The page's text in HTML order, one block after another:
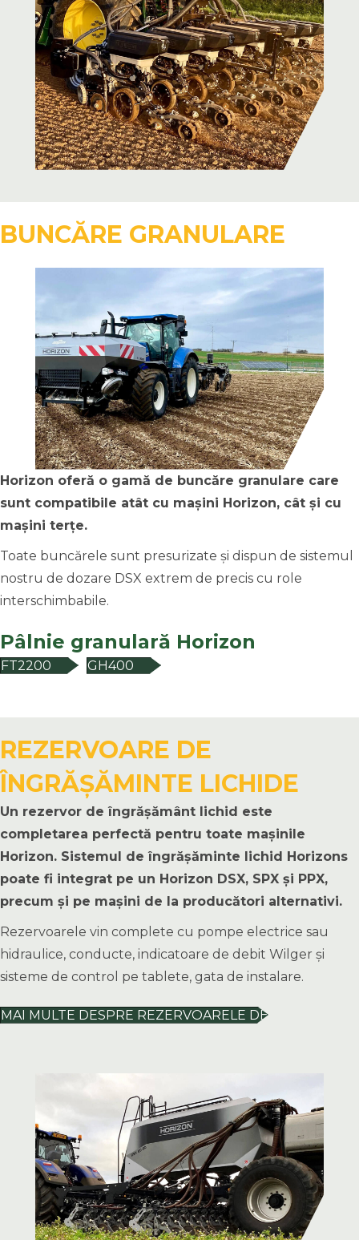
BUNCĂRE GRANULARE
Horizon oferă o gamă de buncăre granulare care
sunt compatibile atât cu mașini Horizon, cât și cu
mașini terțe.
Toate buncărele sunt presurizate și dispun de sistemul
nostru de dozare DSX extrem de precis cu role
interschimbabile.
Pâlnie granulară Horizon
FT2200 GH400
REZERVOARE DE
ÎNGRĂȘĂMINTE LICHIDE
Un rezervor de îngrășământ lichid este
completarea perfectă pentru toate mașinile
Horizon. Sistemul de îngrășăminte lichid Horizons
poate fi integrat pe un Horizon DSX, SPX și PPX,
precum și pe mașini de la producători alternativi.
Rezervoarele vin complete cu pompe electrice sau
hidraulice, conducte, indicatoare de debit Wilger și
sisteme de control pe tablete, gata de instalare.
MAI MULTE DESPRE REZERVOARELE DE